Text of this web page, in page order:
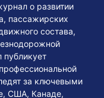
о развитии
пассажирских
состава,
за ключевыми
США, Канаде,